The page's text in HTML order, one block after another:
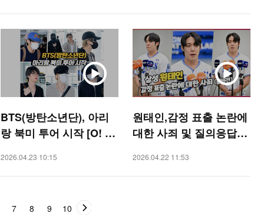
BTS(방탄소년단), 아리
랑 북미 투어 시작 [O! ST
2026.04.23 10:15
원태인,감정 표출 논란에
대한 사죄 및 질의응답
2026.04.22 11:53
7 8 9 10